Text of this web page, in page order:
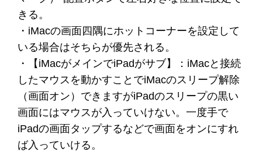
きる。
・iMacの画面四隅にホットコーナーを設定して
いる場合はそちらが優先される。
・【iMacがメインでiPadがサブ】：iMacと接続
したマウスを動かすことでiMacのスリープ解除
（画面オン）できますがiPadのスリープの黒い
画面にはマウスが入っていけない。一度手で
iPadの画面タップするなどで画面をオンにすれ
ば入っていける。